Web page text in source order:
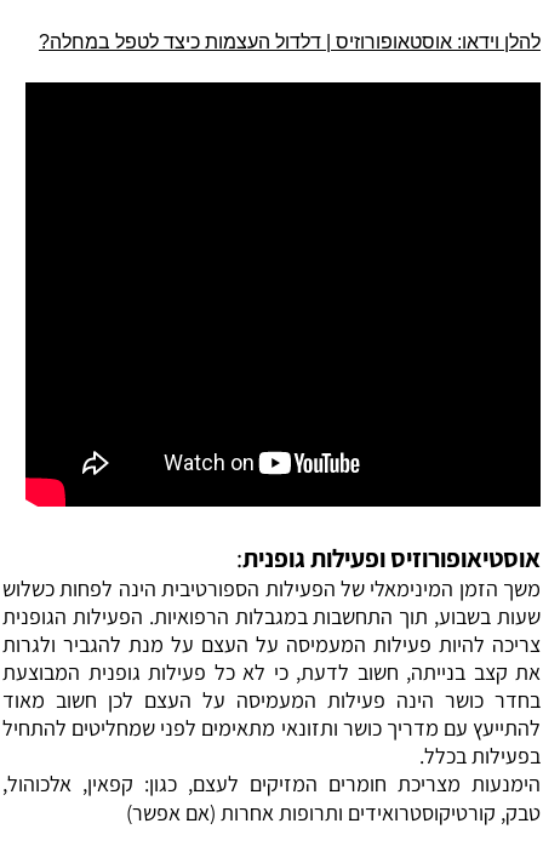
להלן וידאו: אוסטאופורוזיס | דלדול העצמות כיצד לטפל במחלה?
אוסטיאופורוזיס ופעילות גופנית:
משך הזמן המינימאלי של הפעילות הספורטיבית הינה לפחות כשלוש
שעות בשבוע, תוך התחשבות במגבלות הרפואיות. הפעילות הגופנית
צריכה להיות פעילות המעמיסה על העצם על מנת להגביר ולגרות
את קצב בנייתה, חשוב לדעת, כי לא כל פעילות גופנית המבוצעת
בחדר כושר הינה פעילות המעמיסה על העצם לכן חשוב מאוד
להתייעץ עם מדריך כושר ותזונאי מתאימים לפני שמחליטים להתחיל
בפעילות בכלל.
הימנעות מצריכת חומרים המזיקים לעצם, כגון: קפאין, אלכוהול,
טבק, קורטיקוסטרואידים ותרופות אחרות (אם אפשר)